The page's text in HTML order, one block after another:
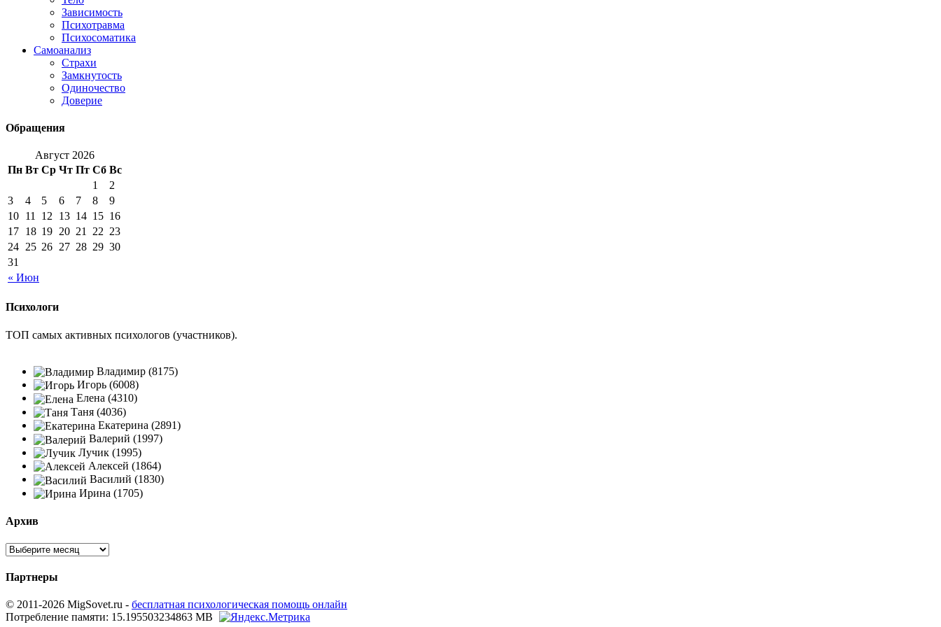
Зависимость
Психотравма
Психосоматика
Самоанализ
Страхи
Замкнутость
Одиночество
Доверие
Обращения
Август 2026
Пн Вт Ср Чт Пт Сб Вс
« Июн
1
2
3
4 5 6 7 8
9
10 11 12 13 14 15 16
17 18 19 20 21 22 23
24 25 26 27 28 29 30
31
Психологи
ТОП самых активных психологов (участников).
Владимир (8175)
Игорь (6008)
Елена (4310)
Таня (4036)
Екатерина (2891)
Валерий (1997)
Лучик (1995)
Алексей (1864)
Василий (1830)
Ирина (1705)
Архив
Партнеры
© 2011-2026 MigSovet.ru - бесплатная психологическая помощь онлайн
Потребление памяти: 15.195503234863 MB